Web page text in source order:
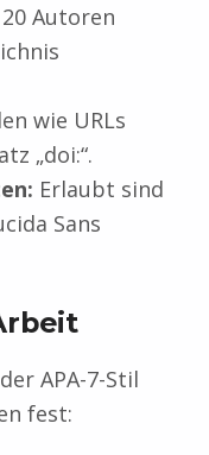
Autoren
wie URLs
„doi:“.
Erlaubt sind
Sans
APA-7-Stil
fest: